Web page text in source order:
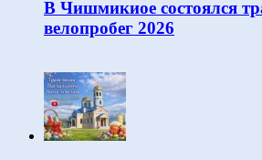
В Чишмикиое состоялся
велопробег 2026